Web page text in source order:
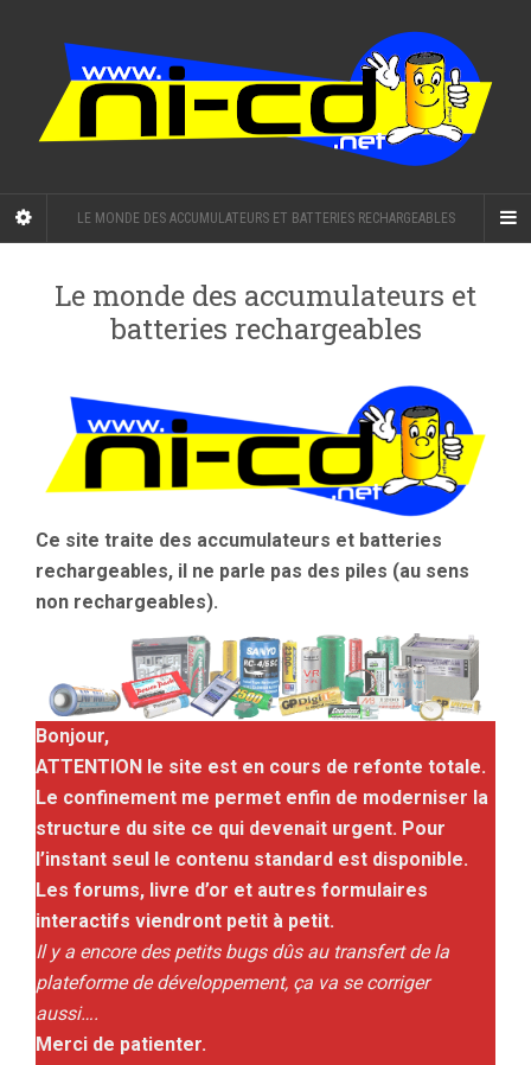
LE MONDE DES ACCUMULATEURS ET BATTERIES RECHARGEABLES
Le monde des accumulateurs et
batteries rechargeables
Ce site traite des accumulateurs et batteries
rechargeables, il ne parle pas des piles (au sens
non rechargeables).
Bonjour,
ATTENTION le site est en cours de refonte totale.
Le confinement me permet enfin de moderniser la
structure du site ce qui devenait urgent. Pour
l’instant seul le contenu standard est disponible.
Les forums, livre d’or et autres formulaires
interactifs viendront petit à petit.
Il y a encore des petits bugs dûs au transfert de la
plateforme de développement, ça va se corriger
aussi….
Merci de patienter.